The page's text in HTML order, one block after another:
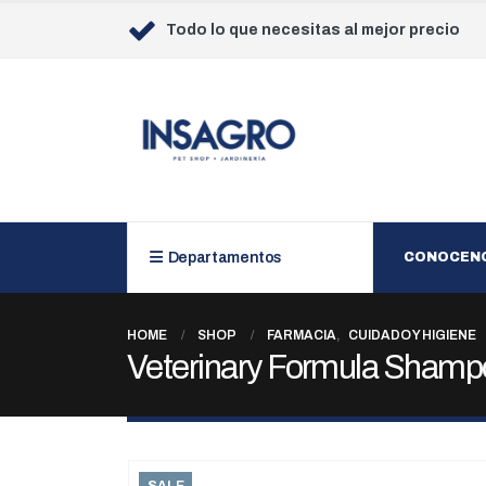
Todo lo que necesitas al mejor precio
Departamentos
HOME SHOP FARMACIA, CUIDADO Y HIGIENE
Veterinary Formula